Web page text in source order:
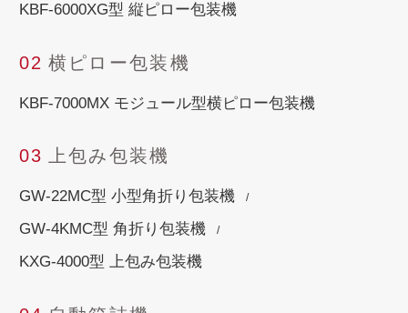
KBF-6000XG型 縦ピロー包装機
02 横ピロー包装機
KBF-7000MX モジュール型横ピロー包装機
03 上包み包装機
GW-22MC型 小型角折り包装機
GW-4KMC型 角折り包装機
KXG-4000型 上包み包装機